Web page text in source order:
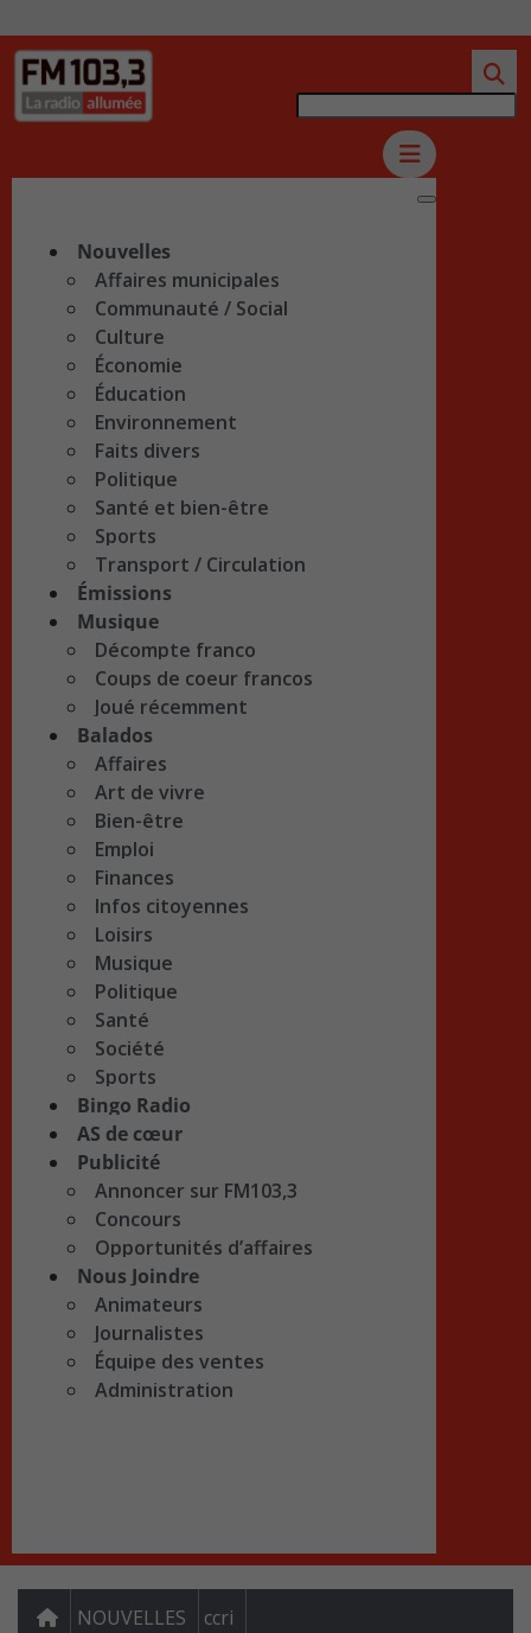
Nouvelles
Affaires municipales
Communauté / Social
Culture
Économie
Éducation
Environnement
Faits divers
Politique
Santé et bien-être
Sports
Transport / Circulation
Émissions
Musique
Décompte franco
Coups de coeur francos
Joué récemment
Balados
Affaires
Art de vivre
Bien-être
Emploi
Finances
Infos citoyennes
Loisirs
Musique
Politique
Santé
Société
Sports
Bingo Radio
AS de cœur
Publicité
Annoncer sur FM103,3
Concours
Opportunités d’affaires
Nous Joindre
Animateurs
Journalistes
Équipe des ventes
Administration
NOUVELLES ccri